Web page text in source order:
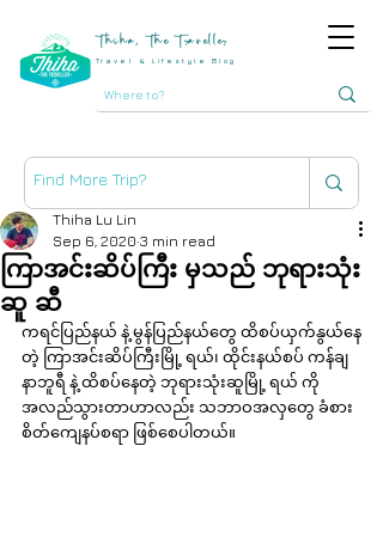
Thiha, The Traveller
Travel & Lifestyle Blog
ကြာအင်းဆိပ်ကြီး မှသည် ဘုရားသုံး
ဆူ ဆီ
Thiha Lu Lin
Sep 6, 2020 3 min read
ကရင်ပြည်နယ် နဲ့ မွန်ပြည်နယ်တွေ ထိစပ်ယှက်နွယ်နေ
တဲ့ ကြာအင်းဆိပ်ကြီးမြို့ ရယ်၊ ထိုင်းနယ်စပ် ကန်ချ
နာဘူရီ နဲ့ ထိစပ်နေတဲ့ ဘုရားသုံးဆူမြို့ ရယ် ကို
အလည်သွားတာဟာလည်း သဘာဝအလှတွေ ခံစား
စိတ်ကျေနပ်စရာ ဖြစ်စေပါတယ်။